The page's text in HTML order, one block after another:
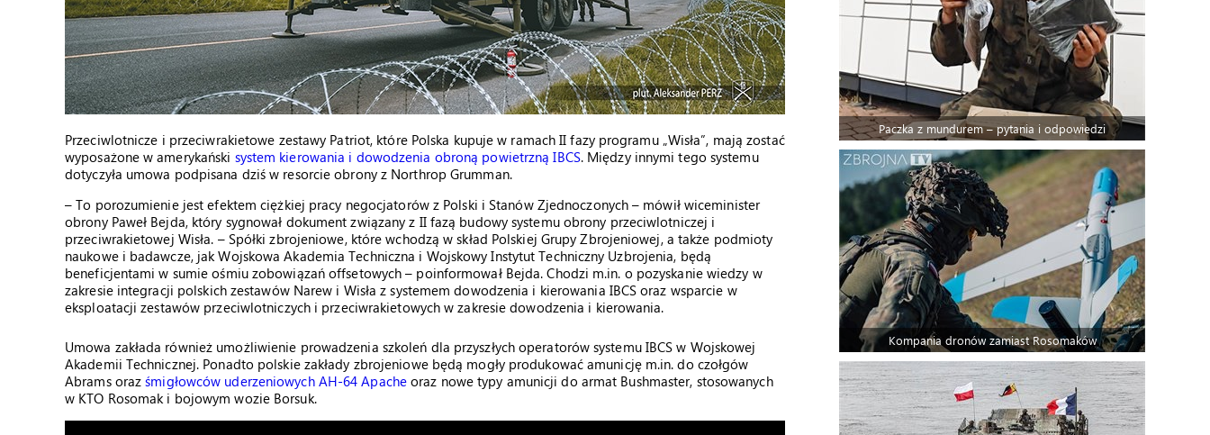
Przeciwlotnicze i przeciwrakietowe zestawy Patriot, które Polska kupuje w ramach II fazy programu „Wisła”, mają zostać
wyposażone w amerykański system kierowania i dowodzenia obroną powietrzną IBCS. Między innymi tego systemu
dotyczyła umowa podpisana dziś w resorcie obrony z Northrop Grumman.
– To porozumienie jest efektem ciężkiej pracy negocjatorów z Polski i Stanów Zjednoczonych – mówił wiceminister
obrony Paweł Bejda, który sygnował dokument związany z II fazą budowy systemu obrony przeciwlotniczej i
przeciwrakietowej Wisła. – Spółki zbrojeniowe, które wchodzą w skład Polskiej Grupy Zbrojeniowej, a także podmioty
naukowe i badawcze, jak Wojskowa Akademia Techniczna i Wojskowy Instytut Techniczny Uzbrojenia, będą
beneficjentami w sumie ośmiu zobowiązań offsetowych – poinformował Bejda. Chodzi m.in. o pozyskanie wiedzy w
zakresie integracji polskich zestawów Narew i Wisła z systemem dowodzenia i kierowania IBCS oraz wsparcie w
eksploatacji zestawów przeciwlotniczych i przeciwrakietowych w zakresie dowodzenia i kierowania.
Umowa zakłada również umożliwienie prowadzenia szkoleń dla przyszłych operatorów systemu IBCS w Wojskowej
Akademii Technicznej. Ponadto polskie zakłady zbrojeniowe będą mogły produkować amunicję m.in. do czołgów
Abrams orazśmigłowców uderzeniowych AH-64 Apacheoraz nowe typy amunicji do armat Bushmaster, stosowanych
w KTO Rosomak i bojowym wozie Borsuk.
Paczka z mundurem – pytania i odpowiedzi
Kompania dronów zamiast Rosomaków